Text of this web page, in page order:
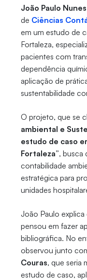
João Paulo
de Ciências
em um estudo de
Fortaleza,
pacientes com
dependência
aplicação de
sustentabilidade
O projeto, que se
ambiental e
estudo de caso
Fortaleza”, busca
contabilidade
estratégica para
unidades
João Paulo
pensou em fazer
bibliográfica. No
observou junto
Couras, que seria
estudo de caso,